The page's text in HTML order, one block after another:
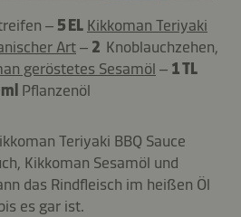
– 5 EL Kikkoman Teriyaki
Art– 2 Knoblauchzehen,
geröstetes Sesamöl – 1 TL
Pflanzenöl
Teriyaki BBQ Sauce
Kikkoman Sesamöl und
das Rindfleisch im heißen Öl
es gar ist.